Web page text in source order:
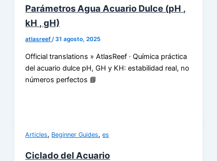
Parámetros Agua Acuario Dulce (pH ,
kH , gH)
atlasreef/31 agosto, 2025
Official translations » AtlasReef · Química práctica
del acuario dulce pH, GH y KH: estabilidad real, no
números perfectos 📘
Articles, Beginner Guides,es
Ciclado del Acuario